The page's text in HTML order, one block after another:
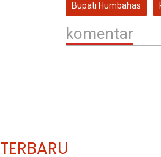
Bupati Humbahas
komentar
TERBARU